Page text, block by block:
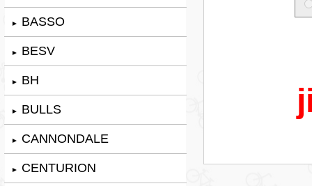
► BASSO
► BESV
► BH
► BULLS
► CANNONDALE
► CENTURION